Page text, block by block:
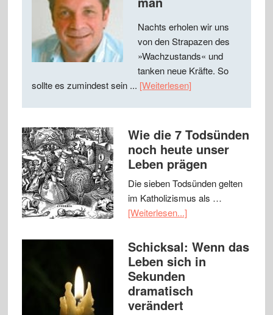
Nachts erholen wir uns
von den Strapazen des
»Wachzustands« und
tanken neue Kräfte. So
sollte es zumindest sein ... [Weiterlesen]
Wie die 7 Todsünden
noch heute unser
Leben prägen
Die sieben Todsünden gelten
im Katholizismus als …
[Weiterlesen...]
Schicksal: Wenn das
Leben sich in
Sekunden
dramatisch
verändert